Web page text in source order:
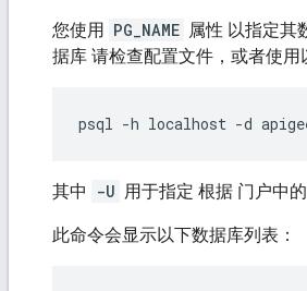
您使用 PG_NAME 属性 以指定其
据库 请检查配置文件，或者使用
psql -h localhost -d
其中 -U 用于指定 根据 门户中的
此命令会显示以下数据库列表：